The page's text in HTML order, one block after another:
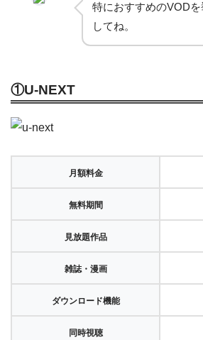
特におすすめのVOD
してね。
①U-NEXT
月額料金
無料期間
見放題作品
雑誌・漫画
ダウンロード機能
同時視聴